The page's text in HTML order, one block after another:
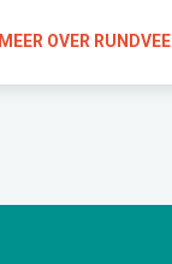
MEER OVER RUNDVEE